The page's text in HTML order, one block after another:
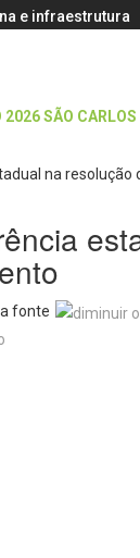
e infraestrutura
fonte